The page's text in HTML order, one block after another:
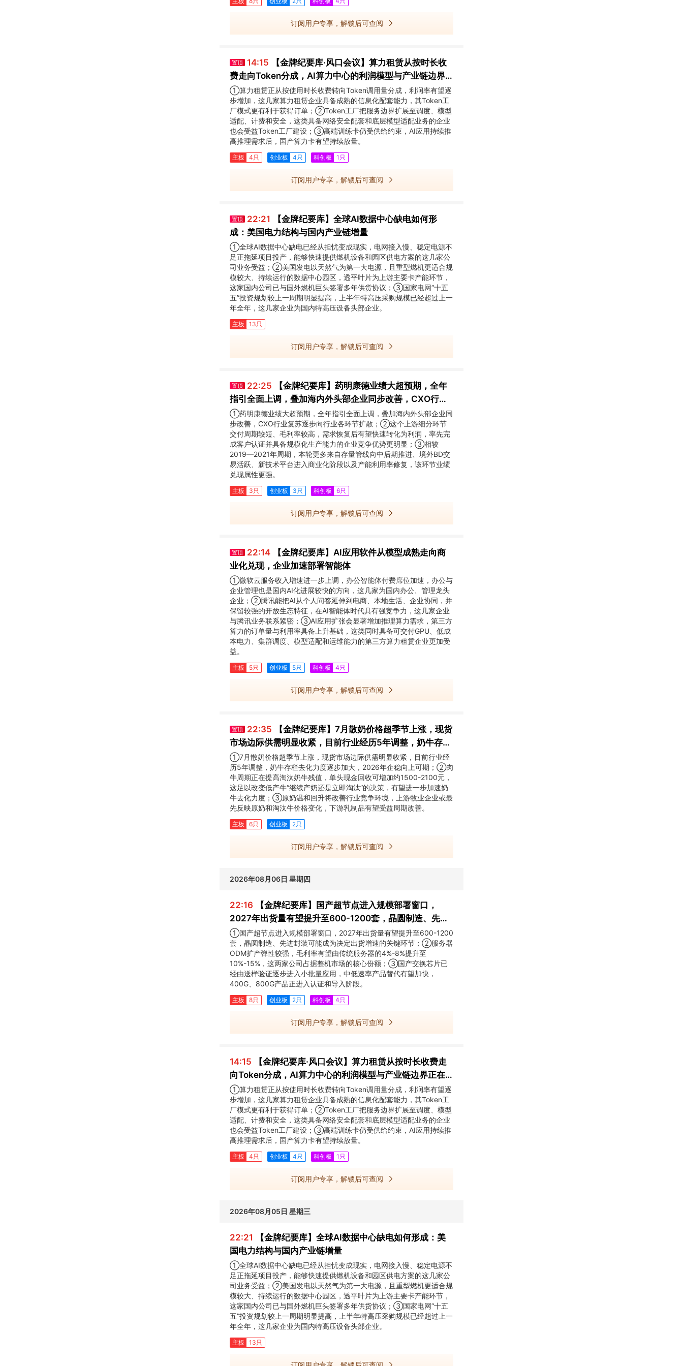
订阅用户专享，解锁后可查阅
置顶 14:15
【金牌纪要库·风口会议】算力租赁从按时长收
费走向Token分成，AI算力中心的利润模型与产业链边界
正在重构
①算力租赁正从按使用时长收费转向Token调用量分成，利润率有望逐
步增加，这几家算力租赁企业具备成熟的信息化配套能力，其Token工
厂模式更有利于获得订单；②Token工厂把服务边界扩展至调度、模型
适配、计费和安全，这类具备网络安全配套和底层模型适配业务的企业
也会受益Token工厂建设；③高端训练卡仍受供给约束，AI应用持续推
高推理需求后，国产算力卡有望持续放量。
主板 4只 创业板 4只 科创板 1只
订阅用户专享，解锁后可查阅
置顶 22:21
【金牌纪要库】全球AI数据中心缺电如何形
成：美国电力结构与国内产业链增量
①全球AI数据中心缺电已经从担忧变成现实，电网接入慢、稳定电源不
足正拖延项目投产，能够快速提供燃机设备和园区供电方案的这几家公
司业务受益；②美国发电以天然气为第一大电源，且重型燃机更适合规
模较大、持续运行的数据中心园区，透平叶片为上游主要卡产能环节，
这家国内公司已与国外燃机巨头签署多年供货协议；③国家电网“十五
五”投资规划较上一周期明显提高，上半年特高压采购规模已经超过上一
年全年，这几家企业为国内特高压设备头部企业。
主板 13只
订阅用户专享，解锁后可查阅
置顶 22:25
【金牌纪要库】药明康德业绩大超预期，全年
指引全面上调，叠加海内外头部企业同步改善，CXO行业
复苏逐步向行业各环节扩散，这个上游细分环节交付周期
较短、毛利率较高，需求恢复后有望快速转化为利润
①药明康德业绩大超预期，全年指引全面上调，叠加海内外头部企业同
步改善，CXO行业复苏逐步向行业各环节扩散；②这个上游细分环节
交付周期较短、毛利率较高，需求恢复后有望快速转化为利润，率先完
成客户认证并具备规模化生产能力的企业竞争优势更明显；③相较
2019—2021年周期，本轮更多来自存量管线向中后期推进、境外BD交
易活跃、新技术平台进入商业化阶段以及产能利用率修复，该环节业绩
兑现属性更强。
主板 3只 创业板 3只 科创板 6只
订阅用户专享，解锁后可查阅
置顶 22:14
【金牌纪要库】AI应用软件从模型成熟走向商
业化兑现，企业加速部署智能体
①微软云服务收入增速进一步上调，办公智能体付费席位加速，办公与
企业管理也是国内AI化进展较快的方向，这几家为国内办公、管理龙头
企业；②腾讯能把AI从个人问答延伸到电商、本地生活、企业协同，并
保留较强的开放生态特征，在AI智能体时代具有强竞争力，这几家企业
与腾讯业务联系紧密；③AI应用扩张会显著增加推理算力需求，第三方
算力的订单量与利用率具备上升基础，这类同时具备可交付GPU、低成
本电力、集群调度、模型适配和运维能力的第三方算力租赁企业更加受
益。
主板 5只 创业板 5只 科创板 4只
订阅用户专享，解锁后可查阅
置顶 22:35
【金牌纪要库】7月散奶价格超季节上涨，现货
市场边际供需明显收紧，目前行业经历5年调整，奶牛存栏
去化力度逐步加大，上游牧业企业或最先反映价格变化
①7月散奶价格超季节上涨，现货市场边际供需明显收紧，目前行业经
历5年调整，奶牛存栏去化力度逐步加大，2026年企稳向上可期；②肉
牛周期正在提高淘汰奶牛残值，单头现金回收可增加约1500-2100元，
这足以改变低产牛“继续产奶还是立即淘汰”的决策，有望进一步加速奶
牛去化力度；③原奶温和回升将改善行业竞争环境，上游牧业企业或最
先反映原奶和淘汰牛价格变化，下游乳制品有望受益周期改善。
主板 6只 创业板 2只
订阅用户专享，解锁后可查阅
2026年08月06日 星期四
22:16
【金牌纪要库】国产超节点进入规模部署窗口，
2027年出货量有望提升至600-1200套，晶圆制造、先进
封装可能成为决定出货增速的关键环节
①国产超节点进入规模部署窗口，2027年出货量有望提升至600-1200
套，晶圆制造、先进封装可能成为决定出货增速的关键环节；②服务器
ODM扩产弹性较强，毛利率有望由传统服务器的4%-8%提升至
10%-15%，这两家公司占据整机市场的核心份额；③国产交换芯片已
经由送样验证逐步进入小批量应用，中低速率产品替代有望加快，
400G、800G产品正进入认证和导入阶段。
主板 8只 创业板 2只 科创板 4只
订阅用户专享，解锁后可查阅
14:15
【金牌纪要库·风口会议】算力租赁从按时长收费走
向Token分成，AI算力中心的利润模型与产业链边界正在
重构
①算力租赁正从按使用时长收费转向Token调用量分成，利润率有望逐
步增加，这几家算力租赁企业具备成熟的信息化配套能力，其Token工
厂模式更有利于获得订单；②Token工厂把服务边界扩展至调度、模型
适配、计费和安全，这类具备网络安全配套和底层模型适配业务的企业
也会受益Token工厂建设；③高端训练卡仍受供给约束，AI应用持续推
高推理需求后，国产算力卡有望持续放量。
主板 4只 创业板 4只 科创板 1只
订阅用户专享，解锁后可查阅
2026年08月05日 星期三
22:21
【金牌纪要库】全球AI数据中心缺电如何形成：美
国电力结构与国内产业链增量
①全球AI数据中心缺电已经从担忧变成现实，电网接入慢、稳定电源不
足正拖延项目投产，能够快速提供燃机设备和园区供电方案的这几家公
司业务受益；②美国发电以天然气为第一大电源，且重型燃机更适合规
模较大、持续运行的数据中心园区，透平叶片为上游主要卡产能环节，
这家国内公司已与国外燃机巨头签署多年供货协议；③国家电网“十五
五”投资规划较上一周期明显提高，上半年特高压采购规模已经超过上一
年全年，这几家企业为国内特高压设备头部企业。
主板 13只